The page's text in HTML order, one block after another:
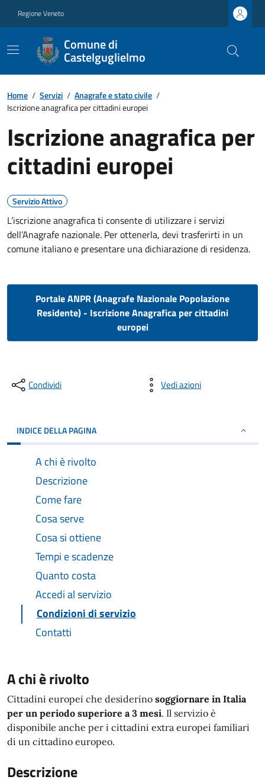
Regione Veneto
Comune di
Castelguglielmo
Home / Servizi / Anagrafe e stato civile /
Iscrizione anagrafica per cittadini europei
Iscrizione anagrafica per
cittadini europei
Servizio Attivo
L’iscrizione anagrafica ti consente di utilizzare i servizi
dell’Anagrafe nazionale. Per ottenerla, devi trasferirti in un
comune italiano e presentare una dichiarazione di residenza.
Portale ANPR (Anagrafe Nazionale Popolazione
Residente) - Iscrizione Anagrafica per cittadini
europei
Condividi Vedi azioni
INDICE DELLA PAGINA
A chi è rivolto
Descrizione
Come fare
Cosa serve
Cosa si ottiene
Tempi e scadenze
Quanto costa
Accedi al servizio
Condizioni di servizio
Contatti
A chi è rivolto
Cittadini europei che desiderino soggiornare in Italia
per un periodo superiore a 3 mesi. Il servizio è
disponibile anche per i cittadini extra europei familiari
di un cittadino europeo.
Descrizione